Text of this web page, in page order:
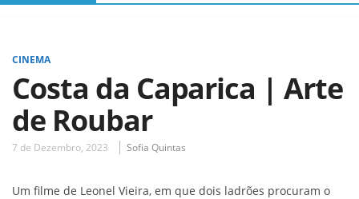
CINEMA
Costa da Caparica | Arte
de Roubar
7 de Dezembro, 2023 Sofia Quintas
Um filme de Leonel Vieira, em que dois ladrões procuram o